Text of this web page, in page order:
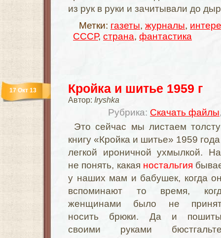
из рук в руки и зачитывали до
Метки: газеты, журналы,
СССР, страна, фантастика
Кройка и шитье 1959 г
Автор: Iryshka
Рубрика: Скачать файлы
17 Окт 13
Это сейчас мы листаем
книгу «Кройка и шитье» 1959
легкой ироничной ухмылкой.
не понять, какая ностальгия
у наших мам и бабушек, когда
вспоминают то время,
женщинами было не
носить брюки. Да и
своими руками